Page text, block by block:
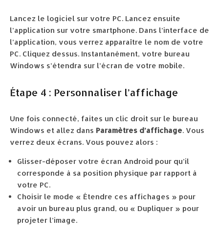
Lancez le logiciel sur votre PC. Lancez ensuite
l’application sur votre smartphone. Dans l’interface de
l’application, vous verrez apparaître le nom de votre
PC. Cliquez dessus. Instantanément, votre bureau
Windows s’étendra sur l’écran de votre mobile.
Étape 4 : Personnaliser l’affichage
Une fois connecté, faites un clic droit sur le bureau
Windows et allez dans Paramètres d’affichage. Vous
verrez deux écrans. Vous pouvez alors :
Glisser-déposer votre écran Android pour qu’il
corresponde à sa position physique par rapport à
votre PC.
Choisir le mode « Étendre ces affichages » pour
avoir un bureau plus grand, ou « Dupliquer » pour
projeter l’image.